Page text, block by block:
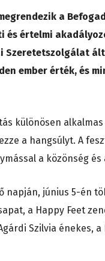
a
és értelmi
Szeretetszolgálat
ember érték, és
különösen
a hangsúlyt. A
a közönség és
napján, június 5-én
a Happy Feet
Szilvia énekes,